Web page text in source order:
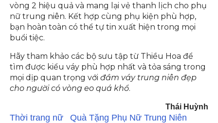
vòng 2 hiệu quả và mang lại vẻ thanh lịch cho phụ
nữ trung niên. Kết hợp cùng phụ kiện phù hợp,
bạn hoàn toàn có thể tự tin xuất hiện trong mọi
buổi tiệc.
Hãy tham khảo các bộ sưu tập từ Thiều Hoa để
tìm được kiểu váy phù hợp nhất và tỏa sáng trong
mọi dịp quan trọng với đầm váy trung niên đẹp
cho người có vòng eo quá khổ.
Thái Huỳnh
Thời trang nữ Quà Tặng Phụ Nữ Trung Niên